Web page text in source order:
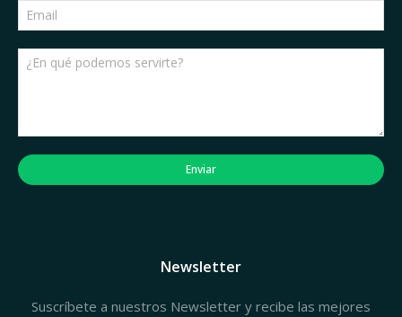
Enviar
Newsletter
Suscríbete a nuestros Newsletter y recibe las mejores